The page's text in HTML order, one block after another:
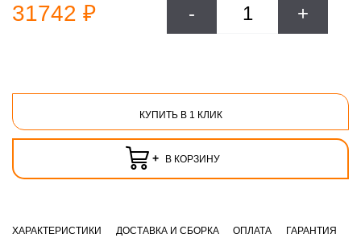
31742 ₽ - +
КУПИТЬ В 1 КЛИК
+ В КОРЗИНУ
ХАРАКТЕРИСТИКИ ДОСТАВКА И СБОРКА ОПЛАТА ГАРАНТИЯ